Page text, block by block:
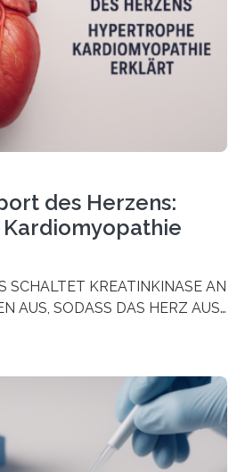
Eiweiß identifiziert, das künftig
der passenden Therapie
zählt weltweit zu den
und stellt…
des Herzens:
SCHALTET KREATINKINASE AN
AUS, SODASS DAS HERZ AUS
für Herzinsuffizienz
warum der Energietransport bei
(HCM) versagen
eine Verringerung der
oxidativen Stresses